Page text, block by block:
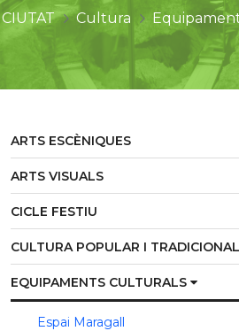
CIUTAT Cultura
ARTS ESCÈNIQUES
ARTS VISUALS
CICLE FESTIU
CULTURA POPULAR I TRADICIONAL
EQUIPAMENTS CULTURALS
Espai Maragall